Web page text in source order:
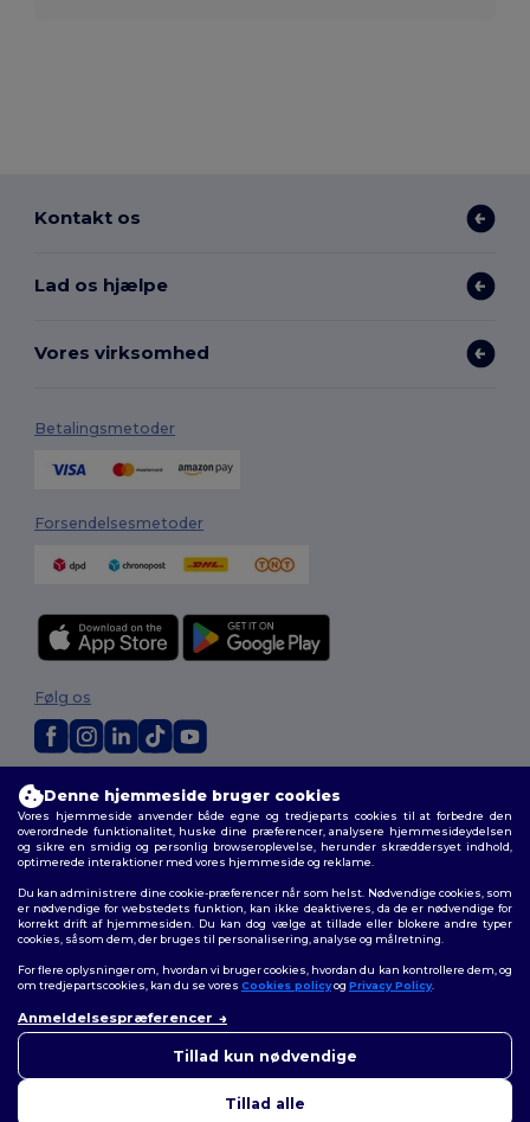
Kontakt os
Lad os hjælpe
Vores virksomhed
Betalingsmetoder
Forsendelsesmetoder
2026. Alle rettigheder forbeholdes
Vilkår og Betingelser|Tilpasset politik|Fortrolighedspolitik|Politik for
cookies|Sitemap
Følg os
Denne hjemmeside bruger cookies
Vores hjemmeside anvender både egne og tredjeparts cookies til at forbedre den
overordnede funktionalitet, huske dine præferencer, analysere hjemmesideydelsen
og sikre en smidig og personlig browseroplevelse, herunder skræddersyet indhold,
optimerede interaktioner med vores hjemmeside og reklame.
Du kan administrere dine cookie-præferencer når som helst. Nødvendige cookies, som
er nødvendige for webstedets funktion, kan ikke deaktiveres, da de er nødvendige for
korrekt drift af hjemmesiden. Du kan dog vælge at tillade eller blokere andre typer
cookies, såsom dem, der bruges til personalisering, analyse og målretning.
For flere oplysninger om, hvordan vi bruger cookies, hvordan du kan kontrollere dem, og
om tredjepartscookies, kan du se vores Cookies policyog Privacy Policy.
Anmeldelsespræferencer
Tillad kun nødvendige
Tillad alle